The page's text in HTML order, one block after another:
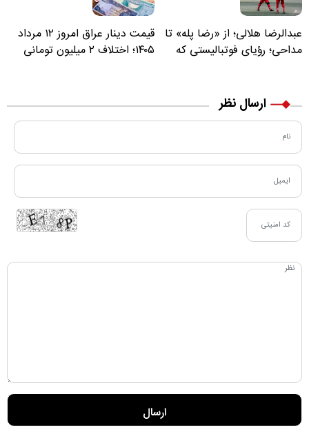
عبدالرضا هلالی؛ از «رضا پله» تا
مداحی؛ رؤیای فوتبالیستی که
قیمت دینار عراق امروز ۱۲ مرداد
۱۴۰۵؛ اختلاف ۲ میلیون تومانی
ارسال نظر